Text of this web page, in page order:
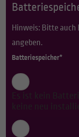
Hinweis: Bitte
angeben.
Batteriespeicher*
Es ist kein
keine neu